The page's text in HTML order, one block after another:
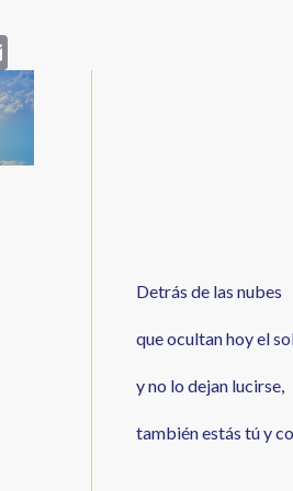
m
ai
l
Detrás de las nubes
que ocultan hoy el
y no lo dejan lucirse,
también estás tú y